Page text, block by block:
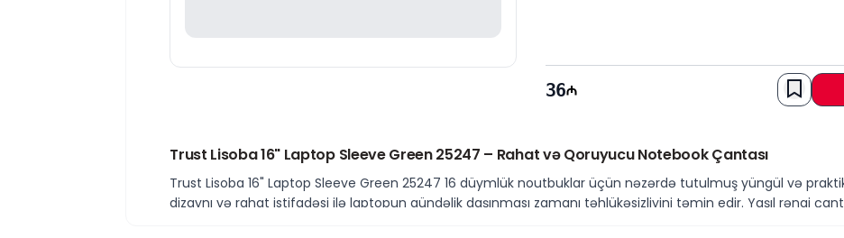
36
Trust Lisoba 16" Laptop Sleeve Green 25247 – Rahat və Qoruyucu Notebook Çantası
Trust Lisoba 16" Laptop Sleeve Green 25247 16 düymlük noutbuklar üçün nəzərdə tutulmuş yüngül və
dizaynı və rahat istifadəsi ilə laptopun gündəlik daşınması zamanı təhlükəsizliyini təmin edir. Yaşıl rəngi